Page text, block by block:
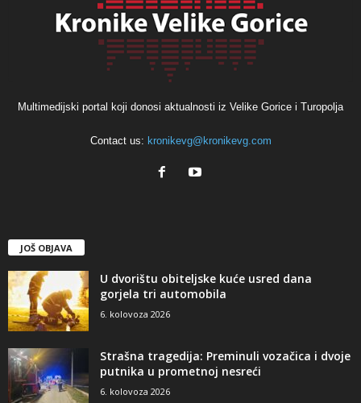
Multimedijski portal koji donosi aktualnosti iz Velike Gorice i Turopolja
Contact us: kronikevg@kronikevg.com
JOŠ OBJAVA
U dvorištu obiteljske kuće usred dana
gorjela tri automobila
6. kolovoza 2026
Strašna tragedija: Preminuli vozačica i dvoje
putnika u prometnoj nesreći
6. kolovoza 2026